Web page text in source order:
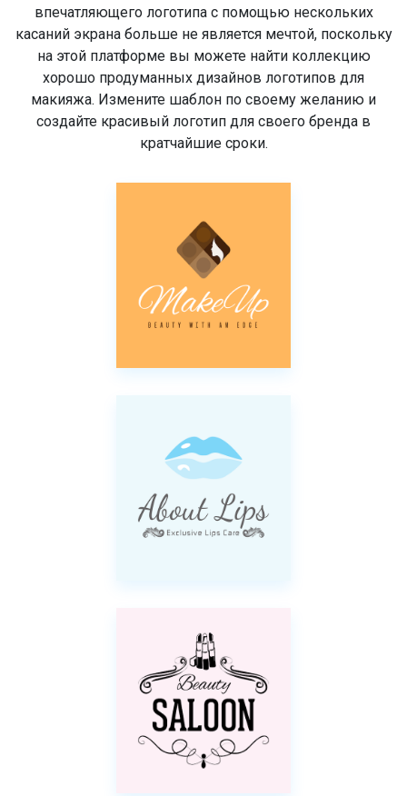
впечатляющего логотипа с помощью нескольких
касаний экрана больше не является мечтой, поскольку
на этой платформе вы можете найти коллекцию
хорошо продуманных дизайнов логотипов для
макияжа. Измените шаблон по своему желанию и
создайте красивый логотип для своего бренда в
кратчайшие сроки.